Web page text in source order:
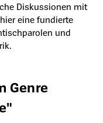
Diskussionen mit
eine fundierte
und
Genre